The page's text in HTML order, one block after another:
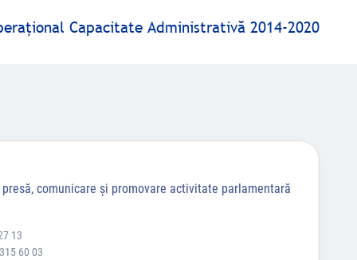
Capacitate Administrativă 2014-2020
comunicare și promovare activitate parlamentară
13
60 03